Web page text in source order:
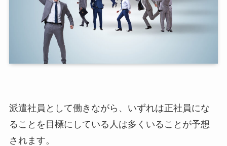
派遣社員として働きながら、いずれは正社員にな
ることを目標にしている人は多くいることが予想
されます。